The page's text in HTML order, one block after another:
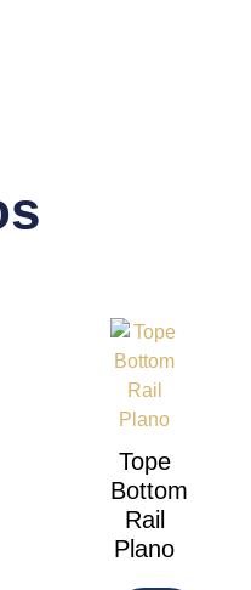
Tope
Bottom
Rail
Plano